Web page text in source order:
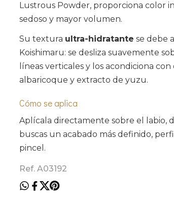
Lustrous Powder, proporciona color
sedoso y mayor volumen.
Su textura ultra-hidratante se debe
Koishimaru: se desliza suavemente
líneas verticales y los acondiciona
albaricoque y extracto de yuzu.
Cómo se aplica
Aplícala directamente sobre el labio,
buscas un acabado más definido,
pincel.
Ref. A03192